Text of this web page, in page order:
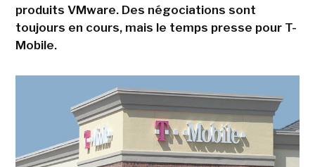
produits VMware. Des négociations sont
toujours en cours, mais le temps presse pour T-
Mobile.